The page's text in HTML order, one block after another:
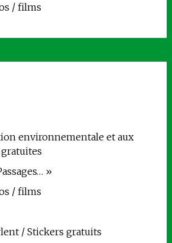
/ films
environnementale et aux
»
/ films
/ Stickers gratuits